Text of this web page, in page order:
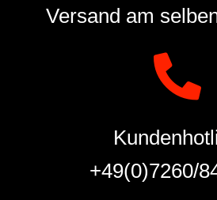
Versand am
+49(0)7260/